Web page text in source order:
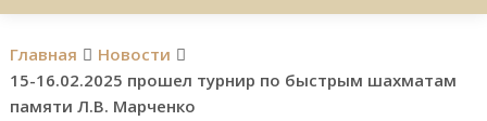
Главная
Новости
15-16.02.2025 прошел турнир по быстрым шахматам
памяти Л.В. Марченко